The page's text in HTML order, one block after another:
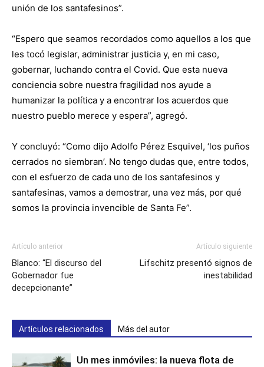
unión de los santafesinos”.
“Espero que seamos recordados como aquellos a los que
les tocó legislar, administrar justicia y, en mi caso,
gobernar, luchando contra el Covid. Que esta nueva
conciencia sobre nuestra fragilidad nos ayude a
humanizar la política y a encontrar los acuerdos que
nuestro pueblo merece y espera”, agregó.
Y concluyó: “Como dijo Adolfo Pérez Esquivel, ‘los puños
cerrados no siembran’. No tengo dudas que, entre todos,
con el esfuerzo de cada uno de los santafesinos y
santafesinas, vamos a demostrar, una vez más, por qué
somos la provincia invencible de Santa Fe”.
Artículo anterior
Blanco: “El discurso del
Gobernador fue
decepcionante”
Artículo siguiente
Lifschitz presentó signos de
inestabilidad
Artículos relacionados Más del autor
Un mes inmóviles: la nueva flota de